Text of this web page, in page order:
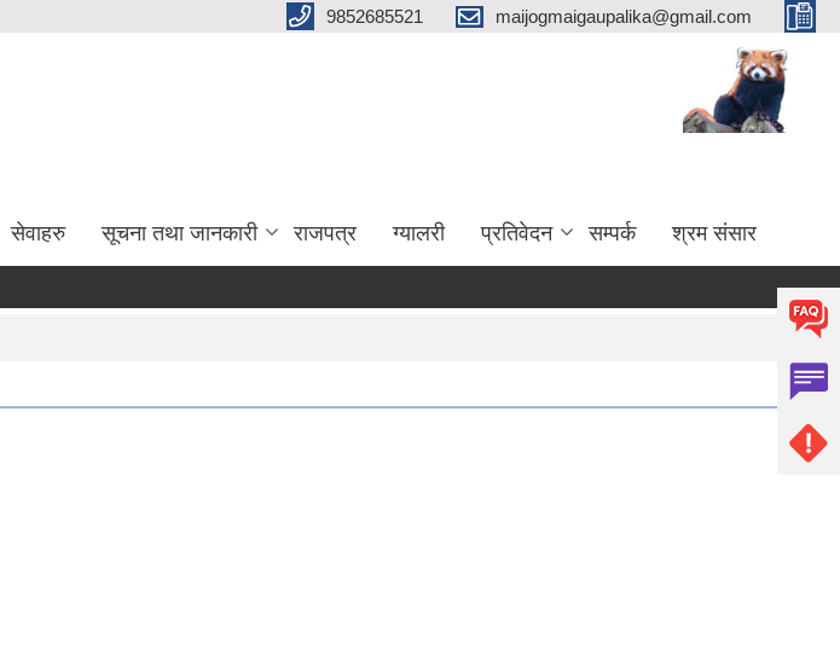
9852685521 maijogmaigaupalika@gmail.com
सेवाहरु सूचना तथा जानकारी राजपत्र ग्यालरी प्रतिवेदन सम्पर्क श्रम संसार